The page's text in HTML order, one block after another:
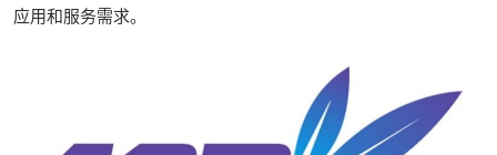
应用和服务需求。